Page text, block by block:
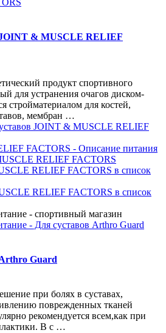
JOINT & MUSCLE RELIEF
продукт спортивного
для устранения очагов диском-
стройматериалом для костей,
мембран …
RELIEF FACTORS в список
RELIEF FACTORS в список
Guard
при болях в суставах,
поврежденных тканей
рекомендуется всем,как при
В с …